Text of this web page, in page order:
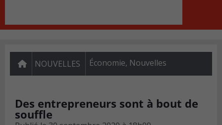
NOUVELLES Économie, Nouvelles
Des entrepreneurs sont à bout de
souffle